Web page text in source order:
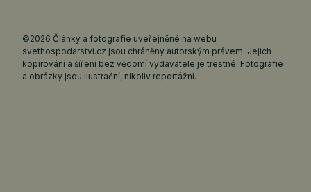
©2026 Články a fotografie uveřejněné na webu
svethospodarstvi.cz jsou chráněny autorským právem. Jejich
kopírování a šíření bez vědomí vydavatele je trestné. Fotografie
a obrázky jsou ilustrační, nikoliv reportážní.